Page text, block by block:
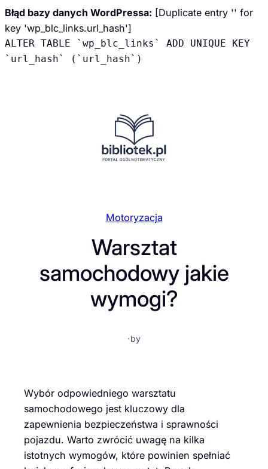
Błąd bazy danych WordPressa: [Duplicate entry '' for
key 'wp_blc_links.url_hash']
ALTER TABLE `wp_blc_links` ADD UNIQUE KEY
`url_hash` (`url_hash`)
Motoryzacja
Warsztat
samochodowy jakie
wymogi?
·by
Wybór odpowiedniego warsztatu
samochodowego jest kluczowy dla
zapewnienia bezpieczeństwa i sprawności
pojazdu. Warto zwrócić uwagę na kilka
istotnych wymogów, które powinien spełniać